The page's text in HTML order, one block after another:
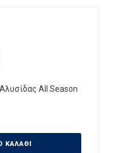
All Season
ΚΑΛΆΘΙ